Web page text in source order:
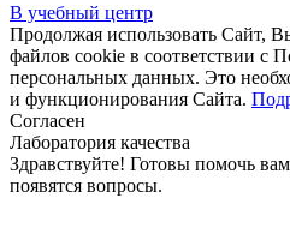
В учебный центр
Продолжая использовать Сайт,
файлов cookie в соответствии с
персональных данных. Это
и функционирования Сайта.
Согласен
Лаборатория качества
Здравствуйте! Готовы помочь
появятся вопросы.